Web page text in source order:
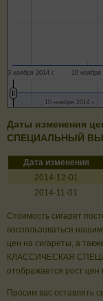
3 ноября 2014 г. 10 ноября
10 ноября 2014 г.
10 ноября 2014 г.
Даты изменения
СПЕЦИАЛЬНЫЙ
Дата изменения
2014-12-01
2014-11-01
Стоимость сигарет
воспользоваться
цен на сигареты, а
КЛАССИЧЕСКАЯ
отображается рост цен
Просим вас оставлять